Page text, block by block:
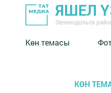
ЯШЕЛ
Зеленодольск
Көн темасы
КӨН